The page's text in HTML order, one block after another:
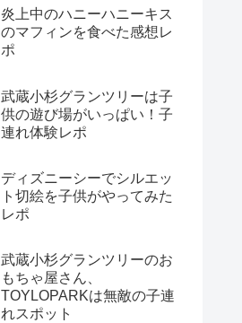
炎上中のハニーハニーキス
のマフィンを食べた感想レ
ポ
武蔵小杉グランツリーは子
供の遊び場がいっぱい！子
連れ体験レポ
ディズニーシーでシルエッ
ト切絵を子供がやってみた
レポ
武蔵小杉グランツリーのお
もちゃ屋さん、
TOYLOPARKは無敵の子連
れスポット